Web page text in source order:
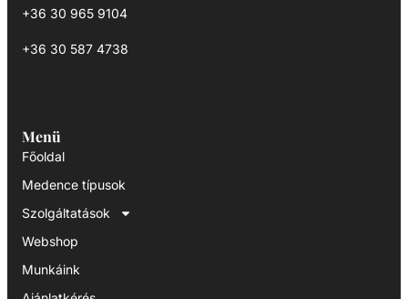
+36 30 965 9104
+36 30 587 4738
Menü
Főoldal
Medence típusok
Szolgáltatások
Webshop
Munkáink